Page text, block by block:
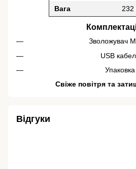
Вага
232
Зволожувач
USB
Упаковка
Свіже повітря та
Відгуки